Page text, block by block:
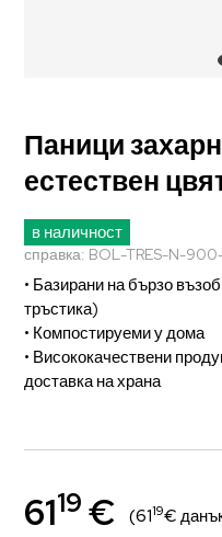
Паници
естествен
в наличност
справка: BOL-TRES-N-
• Базирани на бързо
тръстика)
• Компостируеми у дома
• Висококачествени
доставка на храна
6119 € (6119€